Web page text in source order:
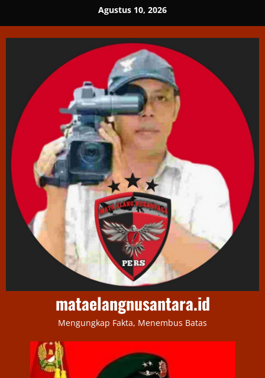
to
content
Agustus 10, 2026
mataelangnusantara.id
Mengungkap Fakta, Menembus Batas